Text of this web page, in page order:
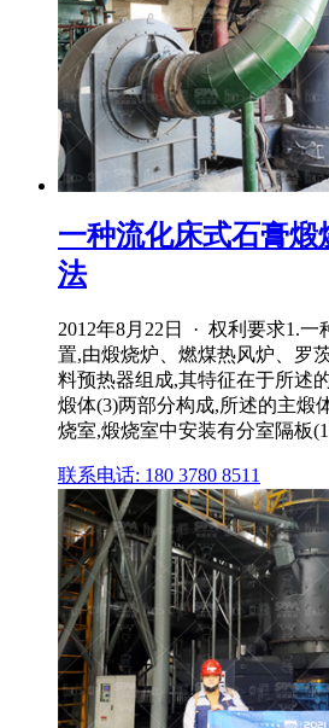
一种流化床式石膏煅
法
2012年8月22日 · 权利要求1.
置,由煅烧炉、燃煤热风炉、罗
料预热器组成,其特征在于所述
煅体(3)两部分构成,所述的主煅
烧室,煅烧室中安装有分室隔板
联系电话: 180 3780 8511